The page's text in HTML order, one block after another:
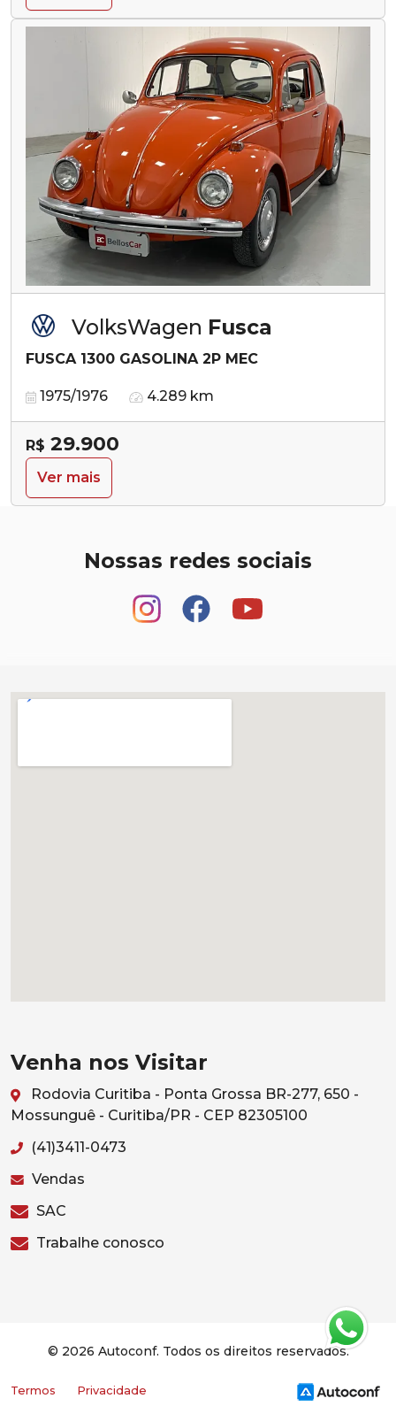
VolksWagen Fusca
FUSCA 1300 GASOLINA 2P MEC
1975/1976 4.289 km
R$ 29.900
Ver mais
Nossas redes sociais
Venha nos Visitar
Rodovia Curitiba - Ponta Grossa BR-277, 650 -
Mossunguê - Curitiba/PR - CEP 82305100
(41)3411-0473
Vendas
SAC
Trabalhe conosco
© 2026 Autoconf. Todos os direitos reservados.
Termos Privacidade